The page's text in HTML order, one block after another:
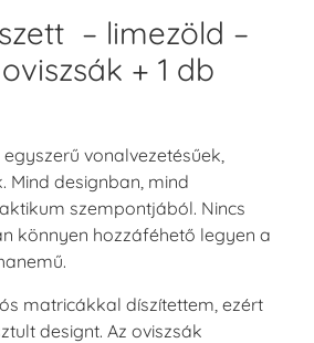
– limezöld –
+ 1 db
vonalvezetésűek,
Mind designban, mind
szempontjából. Nincs
könnyen hozzáféhető legyen a
matricákkal díszítettem, ezért
designt. Az oviszsák